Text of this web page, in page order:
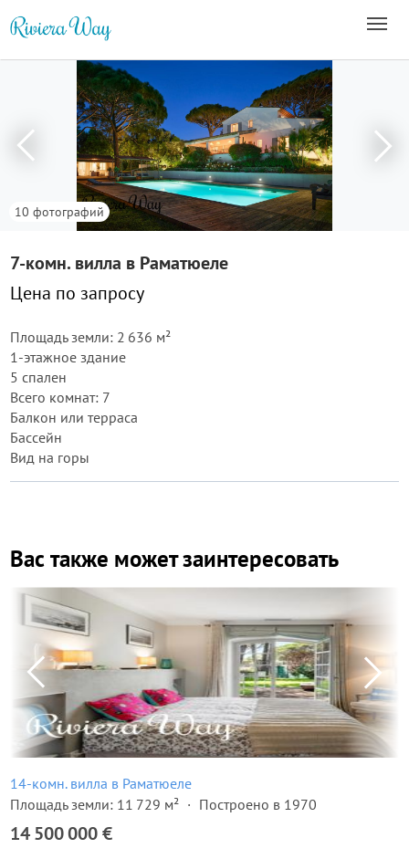
10 фотографий
7-комн. вилла в Раматюеле
Цена по запросу
Площадь земли: 2 636 м²
1-этажное здание
5 спален
Всего комнат: 7
Балкон или терраса
Бассейн
Вид на горы
Вас также может заинтересовать
14-комн. вилла в Раматюеле
Площадь земли: 11 729 м²
Построено в 1970
14 500 000 €